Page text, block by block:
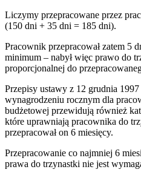
Liczymy przepracowane przez
(150 dni + 35 dni = 185 dni).
Pracownik przepracował zatem 5
minimum – nabył więc prawo do
proporcjonalnej do
Przepisy ustawy z 12 grudnia
wynagrodzeniu rocznym dla
budżetowej przewidują również
które uprawniają pracownika do
przepracował on 6 miesięcy.
Przepracowanie co najmniej 6
prawa do trzynastki nie jest